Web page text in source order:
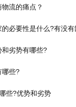
流的痛点？
必要性是什么?有没
劣势有哪些?
哪些?
些?优势和劣势